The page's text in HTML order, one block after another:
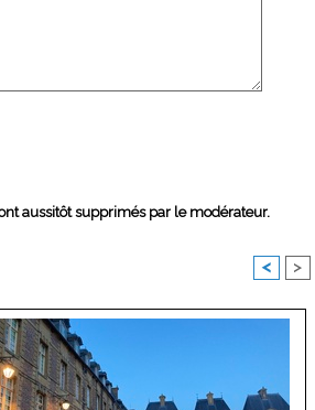
aussitôt supprimés par le modérateur.
< >